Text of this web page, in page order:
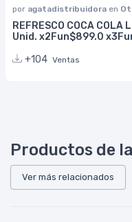
por agatadistribuidora en
REFRESCO COCA COLA
Unid. x2Fun$899.0
+104 Ventas
Productos de
Ver más relacionados